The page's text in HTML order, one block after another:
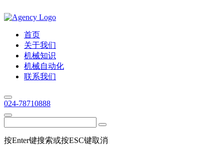
首页
关于我们
机械知识
机械自动化
联系我们
024-78710888
按Enter键搜索或按ESC键取消